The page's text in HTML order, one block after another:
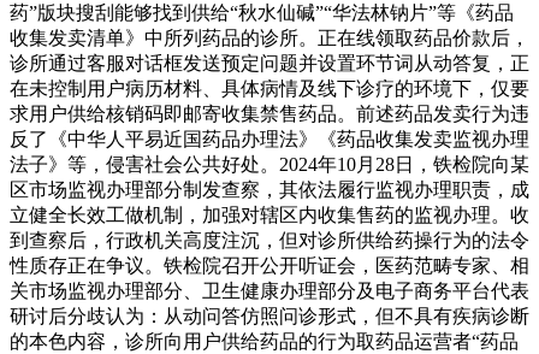
药”版块搜刮能够找到供给“秋水仙碱”“华法林钠片”等《药品
收集发卖清单》中所列药品的诊所。正在线领取药品价款后，
诊所通过客服对话框发送预定问题并设置环节词从动答复，正
在未控制用户病历材料、具体病情及线下诊疗的环境下，仅要
求用户供给核销码即邮寄收集禁售药品。前述药品发卖行为违
反了《中华人平易近国药品办理法》《药品收集发卖监视办理
法子》等，侵害社会公共好处。2024年10月28日，铁检院向某
区市场监视办理部分制发查察，其依法履行监视办理职责，成
立健全长效工做机制，加强对辖区内收集售药的监视办理。收
到查察后，行政机关高度注沉，但对诊所供给药操行为的法令
性质存正在争议。铁检院召开公开听证会，医药范畴专家、相
关市场监视办理部分、卫生健康办理部分及电子商务平台代表
研讨后分歧认为：从动问答仿照问诊形式，但不具有疾病诊断
的本色内容，诊所向用户供给药品的行为取药品运营者“药品